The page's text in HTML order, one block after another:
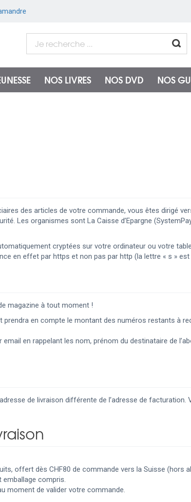
NOS LIVRES NOS DVD NOS
des articles de votre commande, vous êtes dirigé
Les organismes sont La Caisse d’Epargne
cryptées sur votre ordinateur ou votre
en effet par https et non pas par http (la lettre « s »
magazine à tout moment !
en compte le montant des numéros restants à
email en rappelant les nom, prénom du destinataire de
de livraison différente de l’adresse de
offert dès CHF80 de commande vers la Suisse (hors
emballage compris.
moment de valider votre commande.